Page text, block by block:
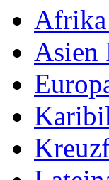
Afrika
Asien